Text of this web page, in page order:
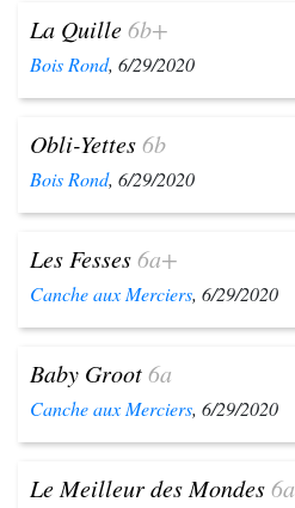
La Quille6b+
Bois Rond, 6/29/2020
Obli-Yettes6b
Bois Rond, 6/29/2020
Les Fesses6a+
Canche aux Merciers, 6/29/2020
Baby Groot6a
Canche aux Merciers, 6/29/2020
Le Meilleur des Mondes6a